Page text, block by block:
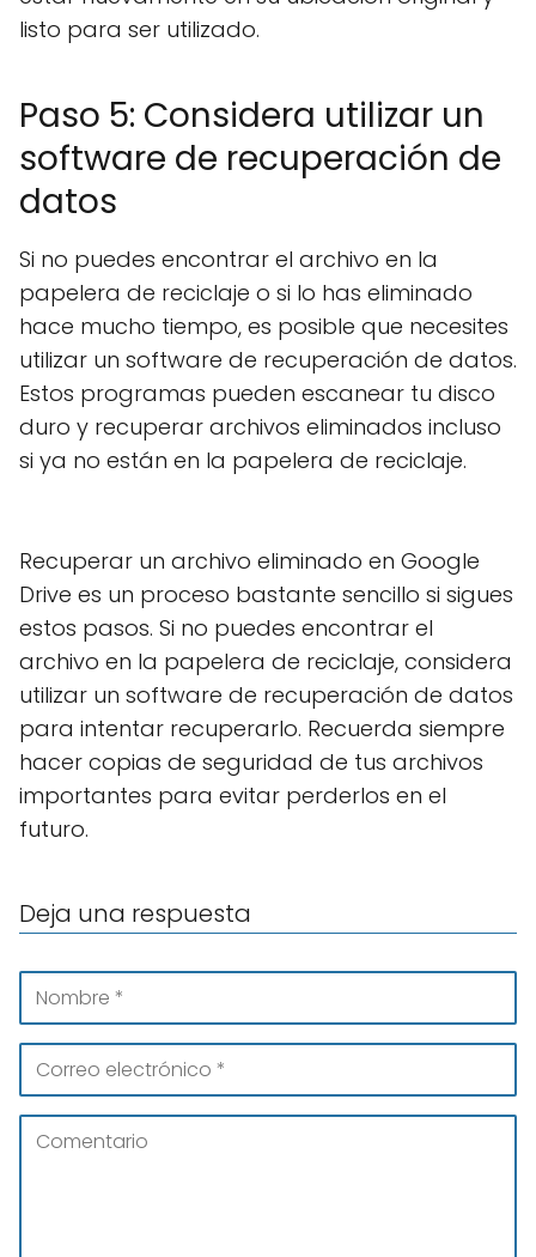
listo para ser utilizado.
Paso 5: Considera utilizar un
software de recuperación de
datos
Si no puedes encontrar el archivo en la
papelera de reciclaje o si lo has eliminado
hace mucho tiempo, es posible que necesites
utilizar un software de recuperación de datos.
Estos programas pueden escanear tu disco
duro y recuperar archivos eliminados incluso
si ya no están en la papelera de reciclaje.
Recuperar un archivo eliminado en Google
Drive es un proceso bastante sencillo si sigues
estos pasos. Si no puedes encontrar el
archivo en la papelera de reciclaje, considera
utilizar un software de recuperación de datos
para intentar recuperarlo. Recuerda siempre
hacer copias de seguridad de tus archivos
importantes para evitar perderlos en el
futuro.
Deja una respuesta